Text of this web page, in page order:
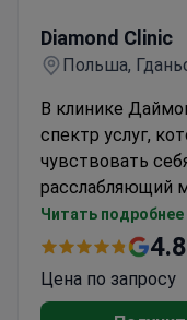
Diamond Clinic
Польша,
В клинике
спектр услуг,
чувствовать
расслабляющий
процедура для
наша опытная
В число наших
Читать подробнее
4.8
Цена по запросу